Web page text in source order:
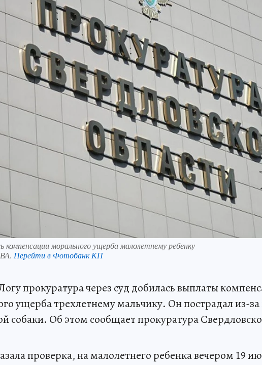
компенсации морального ущерба малолетнему ребенку
Перейти в Фотобанк КП
прокуратура через суд добилась выплаты
ущерба трехлетнему мальчику. Он пострадал из-
собаки. Об этом сообщает прокуратура
проверка, на малолетнего ребенка вечером 19